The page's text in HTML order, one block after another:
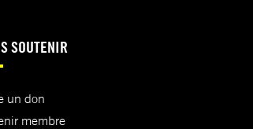
SOUTENIR
un don
membre